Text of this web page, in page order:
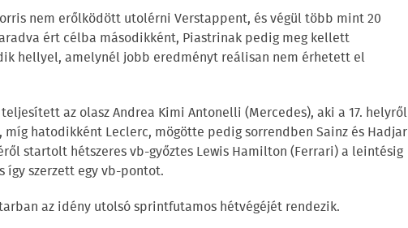
nem erőlködött utolérni Verstappent, és végül több mint 20
ért célba másodikként, Piastrinak pedig meg kellett
hellyel, amelynél jobb eredményt reálisan nem érhetett el
az olasz Andrea Kimi Antonelli (Mercedes), aki a 17. helyről
hatodikként Leclerc, mögötte pedig sorrendben Sainz és Hadjar
startolt hétszeres vb-győztes Lewis Hamilton (Ferrari) a leintésig
szerzett egy vb-pontot.
az idény utolsó sprintfutamos hétvégéjét rendezik.